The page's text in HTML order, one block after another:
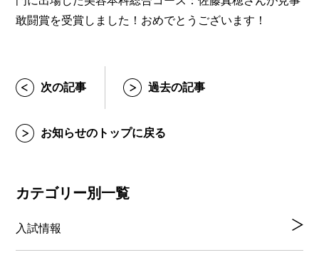
敢闘賞を受賞しました！おめでとうございます！
次の記事 過去の記事
お知らせのトップに戻る
カテゴリー別一覧
入試情報